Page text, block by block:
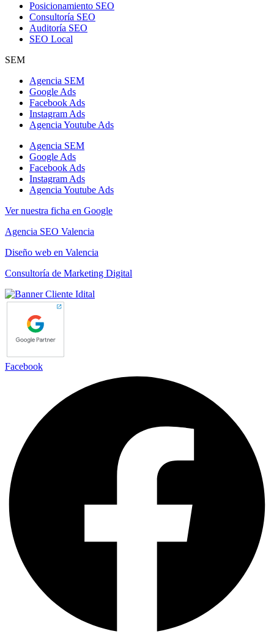
Posicionamiento SEO
Consultoría SEO
Auditoría SEO
SEO Local
SEM
Agencia SEM
Google Ads
Facebook Ads
Instagram Ads
Agencia Youtube Ads
Agencia SEM
Google Ads
Facebook Ads
Instagram Ads
Agencia Youtube Ads
Ver nuestra ficha en Google
Agencia SEO Valencia
Diseño web en Valencia
Consultoría de Marketing Digital
Facebook